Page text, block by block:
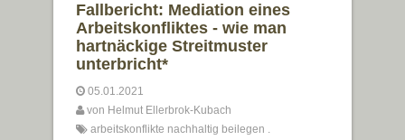
Fallbericht: Mediation eines
Arbeitskonfliktes - wie man
hartnäckige Streitmuster
unterbricht*
05.01.2021
von Helmut Ellerbrok-Kubach
arbeitskonflikte nachhaltig beilegen .